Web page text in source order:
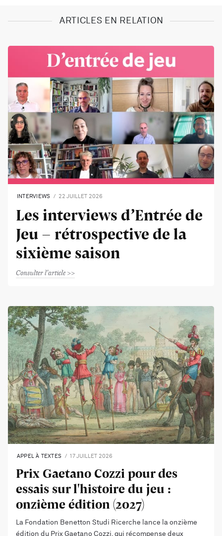
ARTICLES EN RELATION
INTERVIEWS 22 JUILLET 2026
Les interviews d’Entrée de
Jeu - rétrospective de la
sixième saison
Consulter l'article
APPEL À TEXTES 17 JUILLET 2026
Prix Gaetano Cozzi pour des
essais sur l'histoire du jeu :
onzième édition (2027)
La Fondation Benetton Studi Ricerche lance la onzième
édition du Prix Gaetano Cozzi, qui récompense deux